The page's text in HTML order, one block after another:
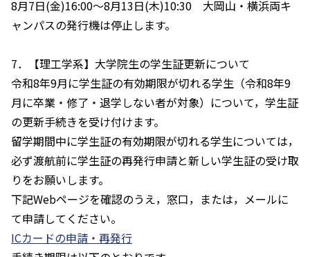
8月7日(金)16:00～8月13日(木)10:30 大岡山・横浜両キ
ャンパスの発行機は停止します。
7．【理工学系】大学院生の学生証更新について
令和8年9月に学生証の有効期限が切れる学生（令和8年9
月に卒業・修了・退学しない者が対象）について，学生証
の更新手続きを受け付けます。
留学期間中に学生証の有効期限が切れる学生については，
必ず渡航前に学生証の再発行申請と新しい学生証の受け取
りをお願いします。
下記Webページを確認のうえ，窓口，または，メールに
て申請してください。
ICカードの申請・再発行